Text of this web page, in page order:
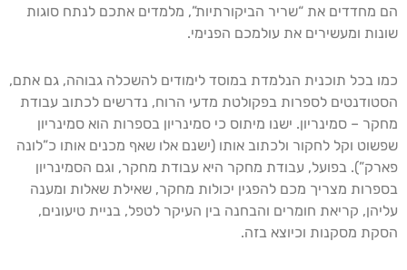
הם מחדדים את “שריר הביקורתיות”, מלמדים אתכם לנתח סוגות
שונות ומעשירים את עולמכם הפנימי.
כמו בכל תוכנית הנלמדת במוסד לימודים להשכלה גבוהה, גם אתם,
הסטודנטים לספרות בפקולטת מדעי הרוח, נדרשים לכתוב עבודת
מחקר – סמינריון. ישנו מיתוס כי סמינריון בספרות הוא סמינריון
שפשוט וקל לחקור ולכתוב אותו (ישנם אלו שאף מכנים אותו כ”לונה
פארק”). בפועל, עבודת מחקר היא עבודת מחקר, וגם הסמינריון
בספרות מצריך מכם להפגין יכולות מחקר, שאילת שאלות ומענה
עליהן, קריאת חומרים והבחנה בין העיקר לטפל, בניית טיעונים,
הסקת מסקנות וכיוצא בזה.